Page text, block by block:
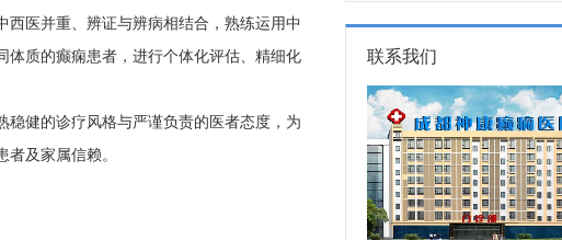
医并重、辨证与辨病相结合，熟练运用中
体质的癫痫患者，进行个体化评估、精细化
健的诊疗风格与严谨负责的医者态度，为
及家属信赖。
联系我们